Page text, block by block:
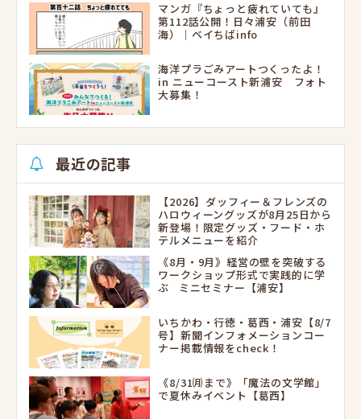
マンガ『ちょっと疲れていても』
第112話公開！日々浦安（前田
海）｜ベイちばinfo
海洋プラごみアートつくったよ！
in ニューコースト新浦安 フォト
大募集！
最近の記事
【2026】ダッフィー＆フレンズの
ハロウィーングッズが8月25日から
新登場！限定グッズ・フード・ホ
テルメニューを紹介
《8月・9月》経営の壁を突破する
ワークショップ形式で実践的に学
ぶ ミニセミナー【浦安】
いちかわ・行徳・葛西・浦安【8/7
号】新聞インフォメーションコー
ナー掲載情報をcheck！
《8/31㈪まで》「魔法の文学館」
で夏休みイベント【葛西】